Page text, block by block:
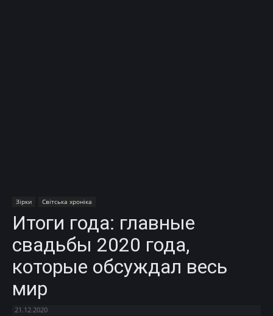
Зірки Світська хроніка
Итоги года: главные
свадьбы 2020 года,
которые обсуждал весь
мир
21.12.2020